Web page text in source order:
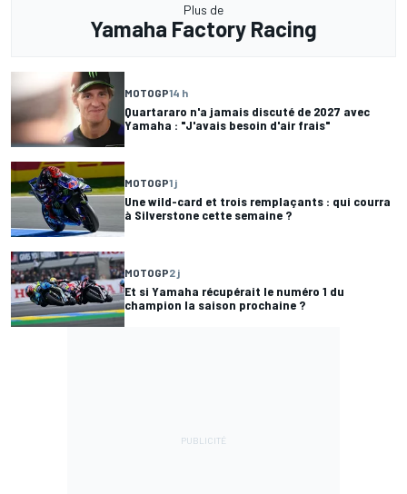
Plus de
Yamaha Factory Racing
MOTOGP14 h
Quartararo n'a jamais discuté de 2027 avec
Yamaha : "J'avais besoin d'air frais"
MOTOGP1 j
Une wild-card et trois remplaçants : qui courra
à Silverstone cette semaine ?
MOTOGP2 j
Et si Yamaha récupérait le numéro 1 du
champion la saison prochaine ?